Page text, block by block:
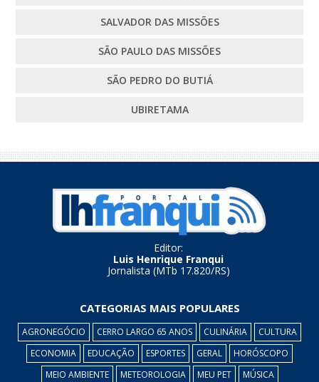
SALVADOR DAS MISSÕES
SÃO PAULO DAS MISSÕES
SÃO PEDRO DO BUTIÁ
UBIRETAMA
Editor:
Luis Henrique Franqui
Jornalista (MTb 17.820/RS)
CATEGORIAS MAIS POPULARES
AGRONEGÓCIO CERRO LARGO 65 ANOS CULINÁRIA
CULTURA
ECONOMIA
EDUCAÇÃO ESPORTES GERAL
HORÓSCOPO
MEIO AMBIENTE
METEOROLOGIA MEU PET MÚSICA